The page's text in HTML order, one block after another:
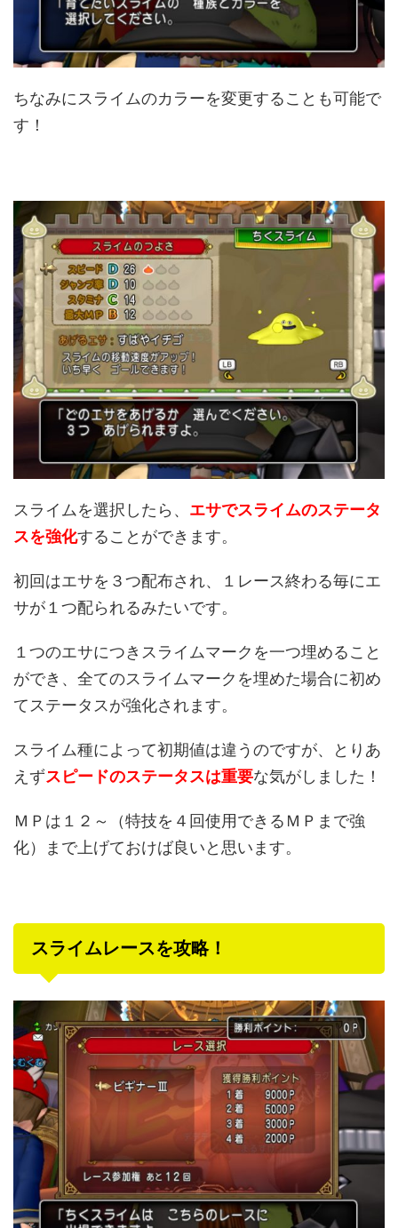
ちなみにスライムのカラーを変更することも可能で
す！
スライムを選択したら、 エサでスライムのステータ
スを強化することができます。
初回はエサを３つ配布され、１レース終わる毎にエ
サが１つ配られるみたいです。
１つのエサにつきスライムマークを一つ埋めること
ができ、全てのスライムマークを埋めた場合に初め
てステータスが強化されます。
スライム種によって初期値は違うのですが、とりあ
えずスピードのステータスは重要な気がしました！
ＭＰは１２～（特技を４回使用できるＭＰまで強
化）まで上げておけば良いと思います。
スライムレースを攻略！